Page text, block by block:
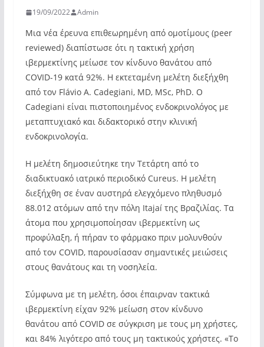
19/09/2022 Admin
Μια νέα έρευνα επιθεωρημένη από ομοτίμους (peer
reviewed) διαπίστωσε ότι η τακτική χρήση
ιβερμεκτίνης μείωσε τον κίνδυνο θανάτου από
COVID-19 κατά 92%. Η εκτεταμένη μελέτη διεξήχθη
από τον Flávio A. Cadegiani, MD, MSc, PhD. Ο
Cadegiani είναι πιστοποιημένος ενδοκρινολόγος με
μεταπτυχιακό και διδακτορικό στην κλινική
ενδοκρινολογία.
Η μελέτη δημοσιεύτηκε την Τετάρτη από το
διαδικτυακό ιατρικό περιοδικό Cureus. Η μελέτη
διεξήχθη σε έναν αυστηρά ελεγχόμενο πληθυσμό
88.012 ατόμων από την πόλη Itajaí της Βραζιλίας. Τα
άτομα που χρησιμοποίησαν ιβερμεκτίνη ως
προφύλαξη, ή πήραν το φάρμακο πριν μολυνθούν
από τον COVID, παρουσίασαν σημαντικές μειώσεις
στους θανάτους και τη νοσηλεία.
Σύμφωνα με τη μελέτη, όσοι έπαιρναν τακτικά
ιβερμεκτίνη είχαν 92% μείωση στον κίνδυνο
θανάτου από COVID σε σύγκριση με τους μη χρήστες,
και 84% λιγότερο από τους μη τακτικούς χρήστες. «Το